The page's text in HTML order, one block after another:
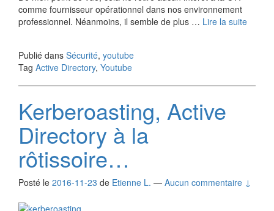
comme fournisseur opérationnel dans nos environnement
professionnel. Néanmoins, il semble de plus … Lire la suite
Publié dans Sécurité, youtube
Tag Active Directory, Youtube
Kerberoasting, Active
Directory à la
rôtissoire…
Posté le 2016-11-23 de Etienne L. — Aucun commentaire ↓